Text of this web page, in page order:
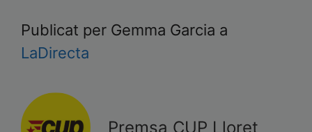
Publicat per Gemma Garcia a
LaDirecta
Premsa CUP Lloret